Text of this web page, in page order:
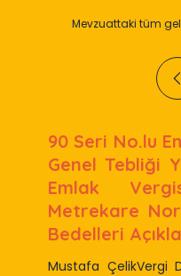
Mevzuattaki tüm
90 Seri No.lu
Genel Tebliği
Emlak
Metrekare
Bedelleri
Mustafa ÇelikVergi